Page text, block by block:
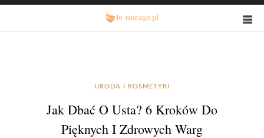
URODA I KOSMETYKI
Jak Dbać O Usta? 6 Kroków Do
Pięknych I Zdrowych Warg